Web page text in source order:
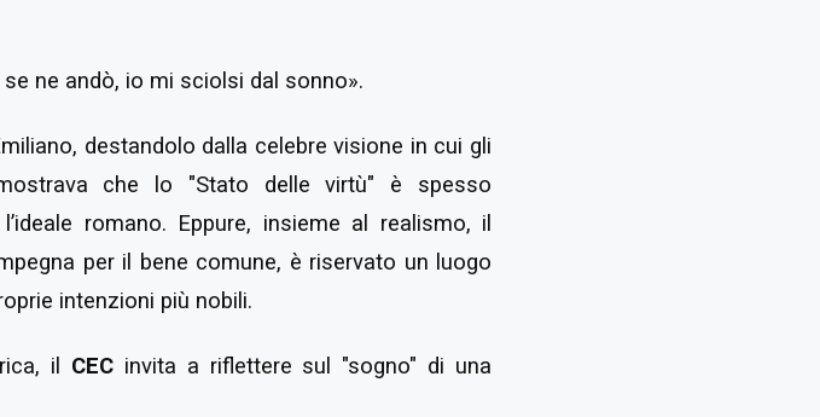
ne andò, io mi sciolsi dal sonno».
destandolo dalla celebre visione in cui gli
che lo "Stato delle virtù" è spesso
romano. Eppure, insieme al realismo, il
per il bene comune, è riservato un luogo
intenzioni più nobili.
il CEC invita a riflettere sul "sogno" di una